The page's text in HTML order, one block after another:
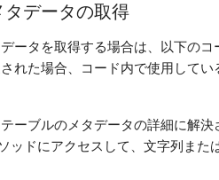
データの取得
ータを取得する場合は、以下のコ
れた場合、コード内で使用して
ーブルのメタデータの詳細に解
ッドにアクセスして、文字列また